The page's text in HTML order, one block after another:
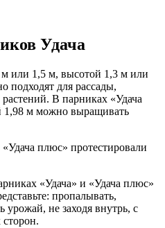
Удача
или 1,5 м, высотой 1,3 м или
подходят для рассады,
В парниках «Удача
м можно выращивать
плюс» протестировали
«Удача» и «Удача плюс»
пропалывать,
урожай, не заходя внутрь, с
сторон.